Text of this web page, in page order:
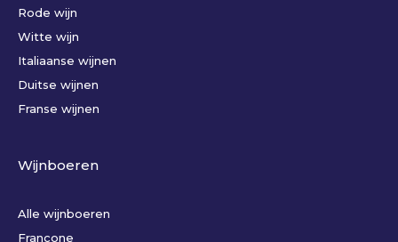
Rode wijn
Witte wijn
Italiaanse wijnen
Duitse wijnen
Franse wijnen
Wijnboeren
Alle wijnboeren
Francone